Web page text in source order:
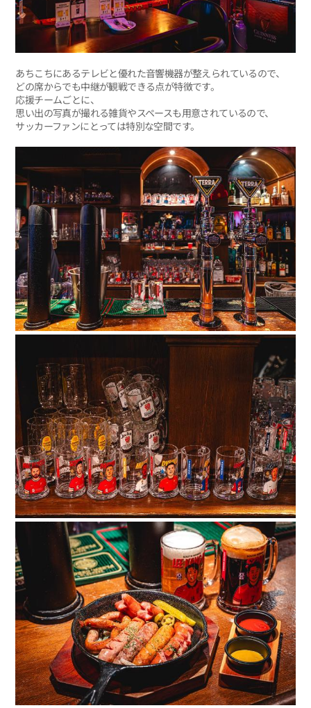
あちこちにあるテレビと優れた音響機器が整えられているので、
どの席からでも中継が観戦できる点が特徴です。
応援チームごとに、
思い出の写真が撮れる雑貨やスペースも用意されているので、
サッカーファンにとっては特別な空間です。